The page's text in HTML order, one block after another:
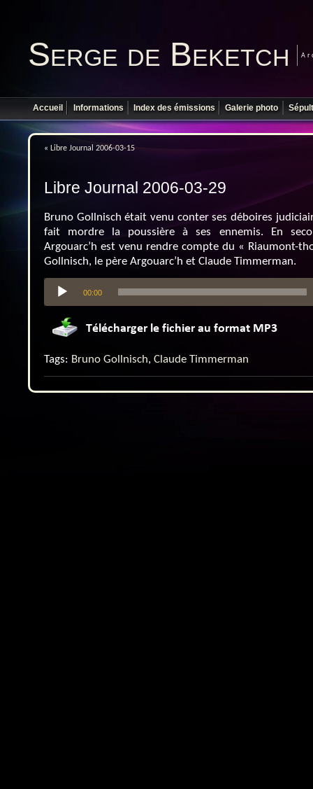
Serge de Beketch
Accueil Informations Index des émissions Galerie photo
« Libre Journal 2006-03-15
Libre Journal 2006-03-29
Bruno Gollnisch était venu conter ses déboires
fait mordre la poussière à ses ennemis. En
Argouarc’h est venu rendre compte du « Riaumont-
Gollnisch, le père Argouarc’h et Claude Timmerman.
Lecteur
audio
00:00
Tags: Bruno Gollnisch, Claude Timmerman